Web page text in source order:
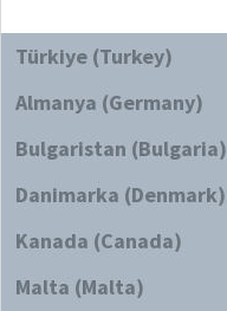
Türkiye (Turkey)
Almanya (Germany)
Bulgaristan (Bulgaria)
Danimarka (Denmark)
Kanada (Canada)
Malta (Malta)